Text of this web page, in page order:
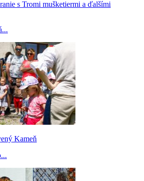
s Tromi mušketiermi a ďalšími
Kameň